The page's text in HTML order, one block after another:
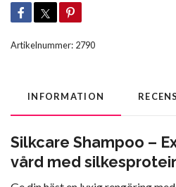
Artikelnummer: 2790
INFORMATION
Silkcare Shampoo –
vård med